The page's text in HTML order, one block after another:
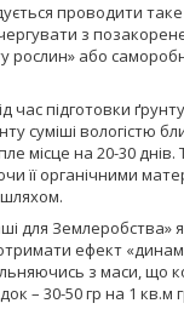
проводити
з
рослин» або
підготовки
суміші вологістю
місце на 20-30
її органічними
для Землеробства»
ефект
з маси, що
– 30-50 гр на 1 кв.м